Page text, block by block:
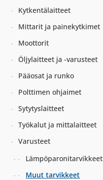
Kytkentälaitteet
Mittarit ja painekytkimet
Moottorit
Öljylaitteet ja -varusteet
Pääosat ja runko
Polttimen ohjaimet
Sytytyslaitteet
Työkalut ja mittalaitteet
Varusteet
Lämpöparonitarvikkeet
Muut tarvikkeet